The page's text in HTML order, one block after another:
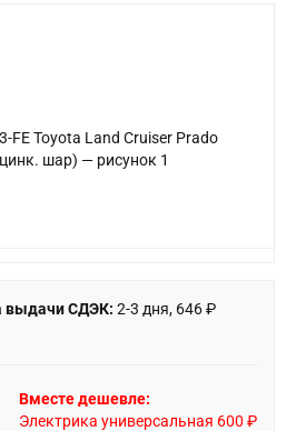
выдачи СДЭК: 2-3 дня, 646 ₽
Вместе дешевле:
Электрика универсальная 600 ₽